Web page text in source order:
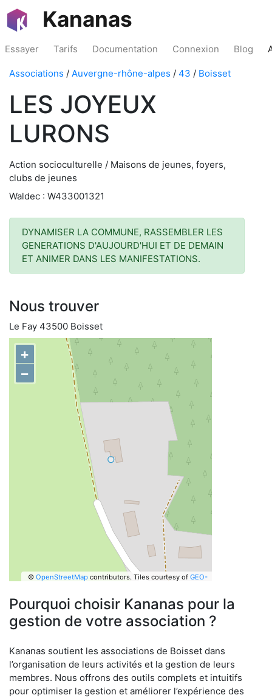
Kananas
Essayer Tarifs Documentation Connexion Blog
Associations / Auvergne-rhône-alpes / 43 / Boisset
LES JOYEUX
LURONS
Action socioculturelle / Maisons de jeunes, foyers,
clubs de jeunes
Waldec : W433001321
DYNAMISER LA COMMUNE, RASSEMBLER LES
GENERATIONS D'AUJOURD'HUI ET DE DEMAIN
ET ANIMER DANS LES MANIFESTATIONS.
Nous trouver
Le Fay 43500 Boisset
+
−
© OpenStreetMapcontributors. Tiles courtesy of GEO-
Pourquoi choisir Kananas pour la
gestion de votre association ?
Kananas soutient les associations de Boisset dans
l’organisation de leurs activités et la gestion de leurs
membres. Nous offrons des outils complets et intuitifs
pour optimiser la gestion et améliorer l’expérience des